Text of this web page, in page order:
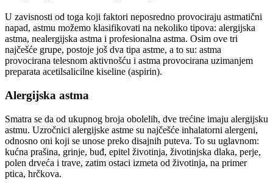
U zavisnosti od toga koji faktori neposredno provociraju astmatični
napad, astmu možemo klasifikovati na nekoliko tipova: alergijska
astma, nealergijska astma i profesionalna astma. Osim ove tri
najčešće grupe, postoje još dva tipa astme, a to su: astma
provocirana telesnom aktivnošću i astma provocirana uzimanjem
preparata acetilsalicilne kiseline (aspirin).
Alergijska astma
Smatra se da od ukupnog broja obolelih, dve trećine imaju alergijsku
astmu. Uzročnici alergijske astme su najčešće inhalatorni alergeni,
odnosno oni koji se unose preko disajnih puteva. To su uglavnom:
kućna prašina, grinje, buđ, epitel životinja, životinjska dlaka, perje,
polen drveća i trave, zatim ostaci izmeta od životinja, na primer
ptica, hrčkova.